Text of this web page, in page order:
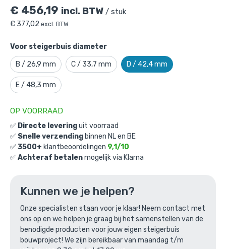
€ 456,19 incl. BTW / stuk
€ 377,02 excl. BTW
Voor steigerbuis diameter
B / 26,9 mm C / 33,7 mm D / 42,4 mm
E / 48,3 mm
OP VOORRAAD
✅ Directe leveringuit voorraad
✅ Snelle verzending binnen NL en BE
✅3500+ klantbeoordelingen 9,1/10
✅Achteraf betalenmogelijk via Klarna
Kunnen we je helpen?
Onze specialisten staan voor je klaar! Neem contact met
ons op en we helpen je graag bij het samenstellen van de
benodigde producten voor jouw eigen steigerbuis
bouwproject! We zijn bereikbaar van maandag t/m
Doos Scharnieroog - zwart-D / 42,4
mm (80 stuks)
Gekozen aantal: x
€456,19 incl. BTW/ stuk
€377,02 excl. BTW
Ga naar winkelmandje
Bovenstaande product wordt vaak
gecombineerd met: